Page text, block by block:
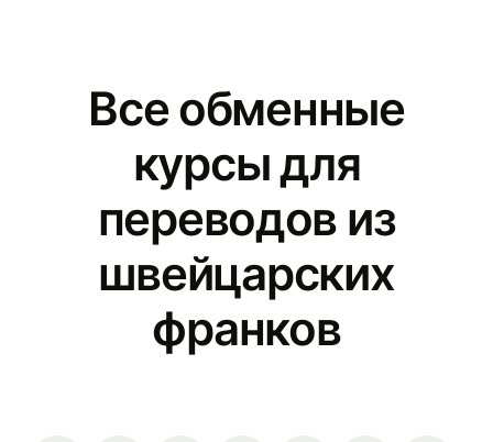
Все обменные
курсы для
переводов из
швейцарских
франков